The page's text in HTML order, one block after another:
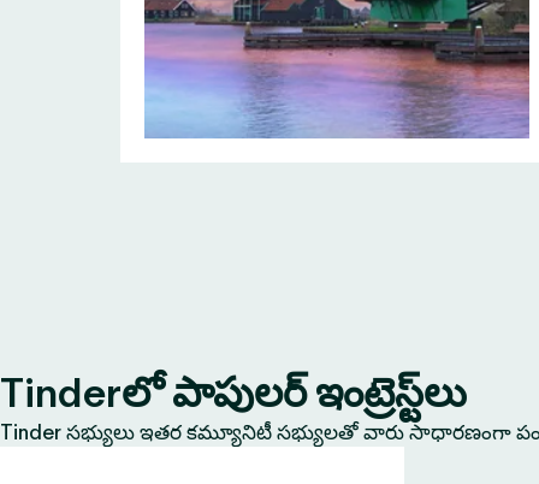
Tinderలో పాపులర్ ఇంట్రెస్ట్‌లు
Tinder సభ్యులు ఇతర కమ్యూనిటీ సభ్యులతో వారు సాధారణంగా